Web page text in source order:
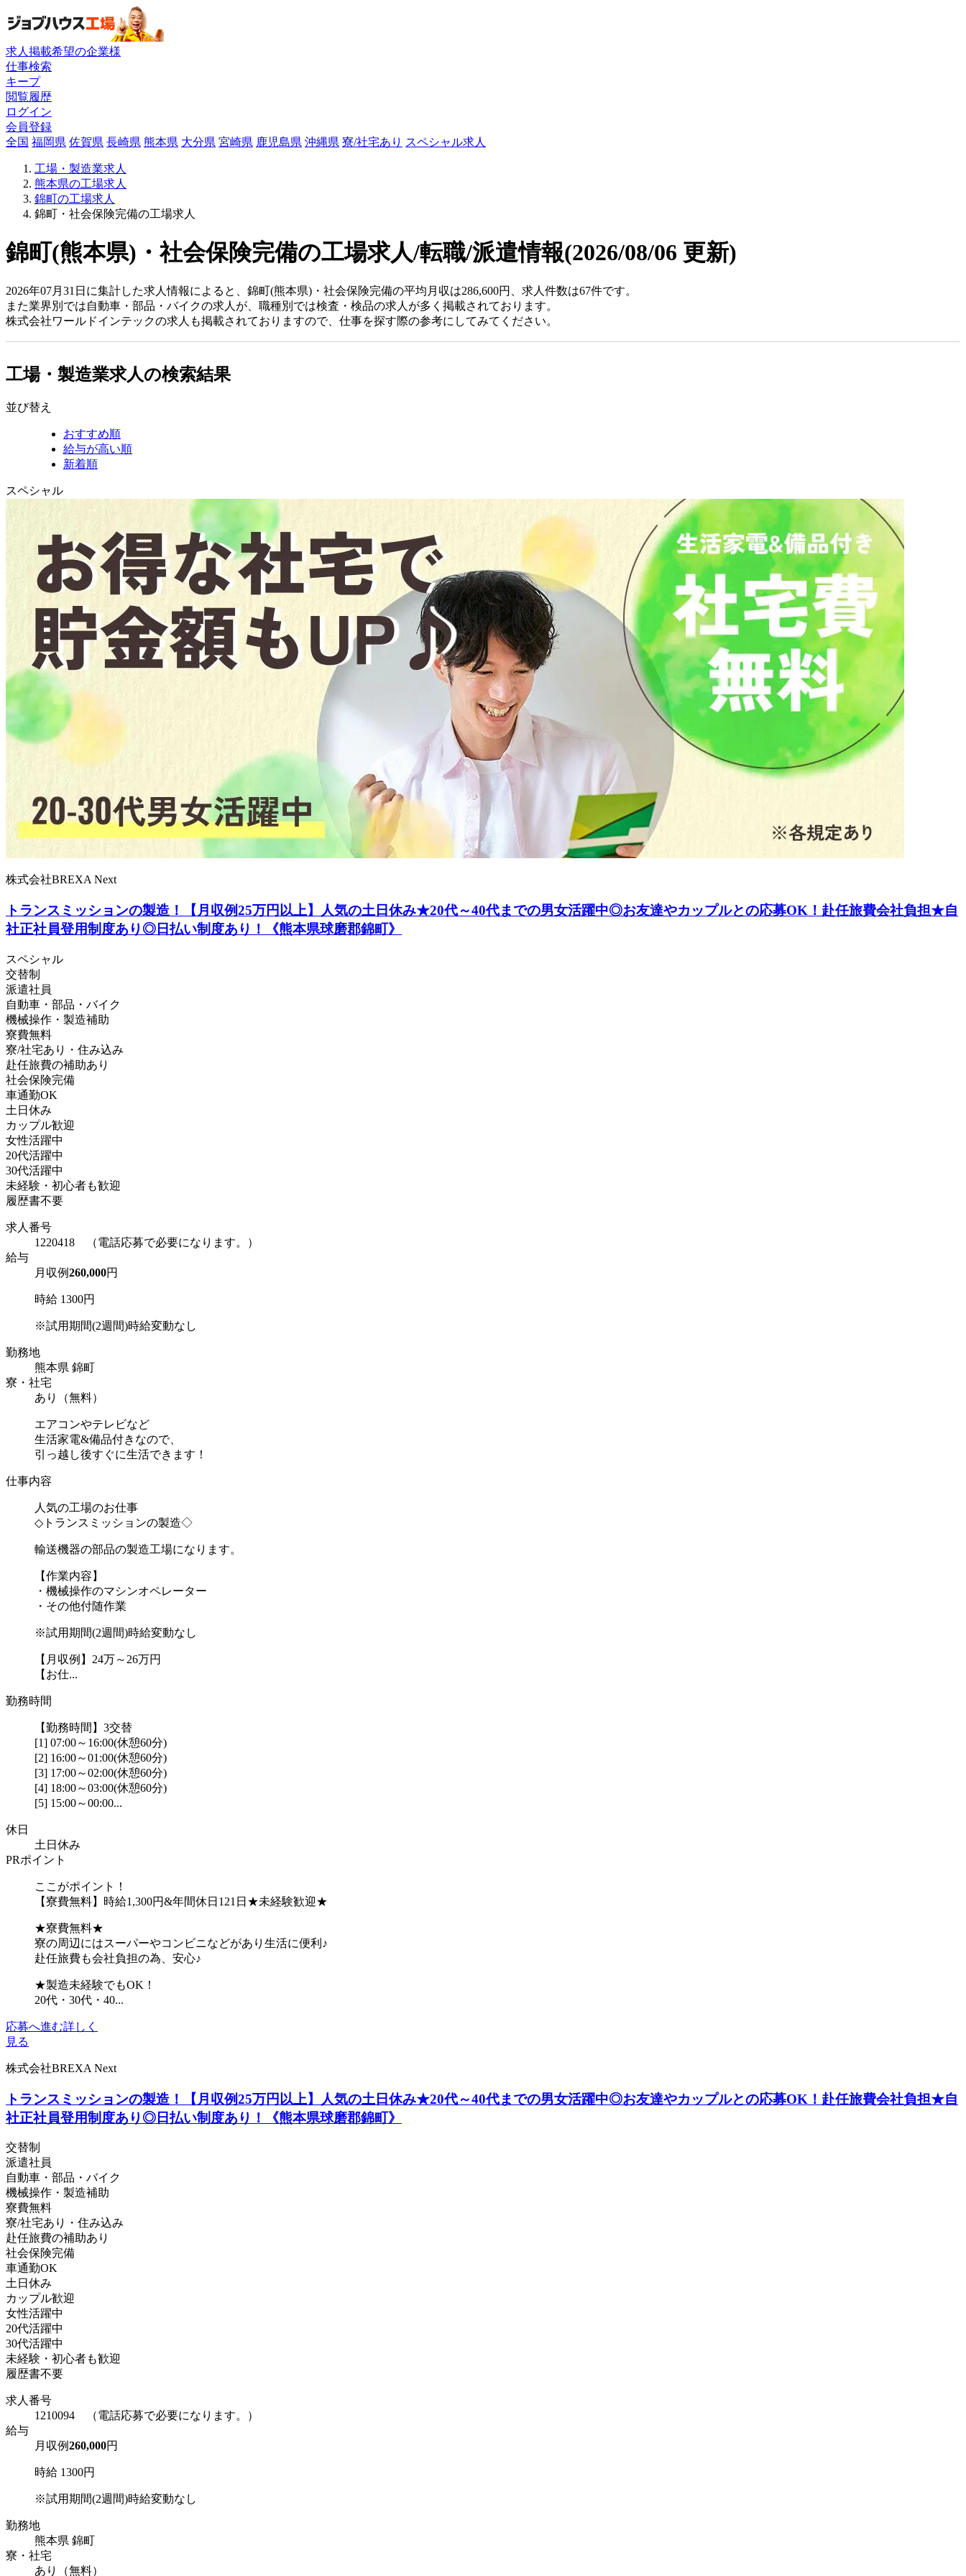
求人掲載希望の企業様
仕事検索
キープ
閲覧履歴
ログイン
会員登録
全国 福岡県 佐賀県 長崎県 熊本県 大分県 宮崎県 鹿児島県 沖縄県 寮/社宅あり スペシャル求人
工場・製造業求人
熊本県の工場求人
錦町の工場求人
錦町・社会保険完備の工場求人
錦町(熊本県)・社会保険完備の工場求人/転職/派遣情報(2026/08/06 更新)
2026年07月31日に集計した求人情報によると、錦町(熊本県)・社会保険完備の平均月収は286,600円、求人件数は67件です。
また業界別では自動車・部品・バイクの求人が、職種別では検査・検品の求人が多く掲載されております。
株式会社ワールドインテックの求人も掲載されておりますので、仕事を探す際の参考にしてみてください。
工場・製造業求人の検索結果
並び替え
おすすめ順
給与が高い順
新着順
スペシャル
株式会社BREXA Next
トランスミッションの製造！【月収例25万円以上】人気の土日休み★20代～40代までの男女活躍中◎お友達やカップルとの応募OK！赴任旅費会社負担★自
社正社員登用制度あり◎日払い制度あり！《熊本県球磨郡錦町》
スペシャル
交替制
派遣社員
自動車・部品・バイク
機械操作・製造補助
寮費無料
寮/社宅あり・住み込み
赴任旅費の補助あり
社会保険完備
車通勤OK
土日休み
カップル歓迎
女性活躍中
20代活躍中
30代活躍中
未経験・初心者も歓迎
履歴書不要
求人番号
1220418 （電話応募で必要になります。）
給与
月収例260,000円
時給 1300円
※試用期間(2週間)時給変動なし
勤務地
熊本県 錦町
寮・社宅
あり（無料）
エアコンやテレビなど
生活家電&備品付きなので、
引っ越し後すぐに生活できます！
仕事内容
人気の工場のお仕事
◇トランスミッションの製造◇
輸送機器の部品の製造工場になります。
【作業内容】
・機械操作のマシンオペレーター
・その他付随作業
※試用期間(2週間)時給変動なし
【月収例】24万～26万円
【お仕...
勤務時間
【勤務時間】3交替
[1] 07:00～16:00(休憩60分)
[2] 16:00～01:00(休憩60分)
[3] 17:00～02:00(休憩60分)
[4] 18:00～03:00(休憩60分)
[5] 15:00～00:00...
休日
土日休み
PRポイント
ここがポイント！
【寮費無料】時給1,300円&年間休日121日★未経験歓迎★
★寮費無料★
寮の周辺にはスーパーやコンビニなどがあり生活に便利♪
赴任旅費も会社負担の為、安心♪
★製造未経験でもOK！
20代・30代・40...
応募へ進む詳しく
見る
株式会社BREXA Next
トランスミッションの製造！【月収例25万円以上】人気の土日休み★20代～40代までの男女活躍中◎お友達やカップルとの応募OK！赴任旅費会社負担★自
社正社員登用制度あり◎日払い制度あり！《熊本県球磨郡錦町》
交替制
派遣社員
自動車・部品・バイク
機械操作・製造補助
寮費無料
寮/社宅あり・住み込み
赴任旅費の補助あり
社会保険完備
車通勤OK
土日休み
カップル歓迎
女性活躍中
20代活躍中
30代活躍中
未経験・初心者も歓迎
履歴書不要
求人番号
1210094 （電話応募で必要になります。）
給与
月収例260,000円
時給 1300円
※試用期間(2週間)時給変動なし
勤務地
熊本県 錦町
寮・社宅
あり（無料）